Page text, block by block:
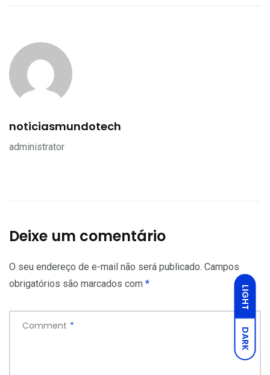
LIGHT
DARK
noticiasmundotech
administrator
Deixe um comentário
O seu endereço de e-mail não será publicado. Campos
obrigatórios são marcados com *
Comment *